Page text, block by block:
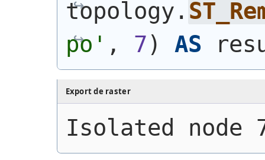
topology.
po' , 7) AS
Export de raster
Isolated node